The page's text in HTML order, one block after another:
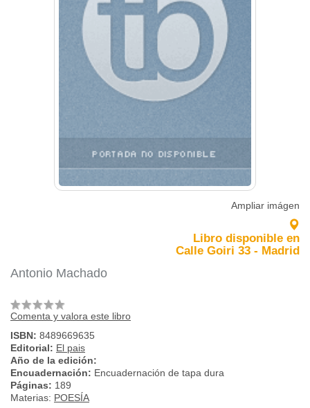
Ampliar imágen
Libro disponible en
Calle Goiri 33 - Madrid
Antonio Machado
Comenta y valora este libro
ISBN: 8489669635
Editorial: El pais
Año de la edición:
Encuadernación: Encuadernación de tapa dura
Páginas: 189
Materias: POESÍA